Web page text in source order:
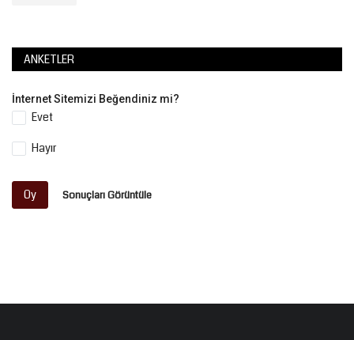
ANKETLER
İnternet Sitemizi Beğendiniz mi?
Evet
Hayır
Oy Sonuçları Görüntüle